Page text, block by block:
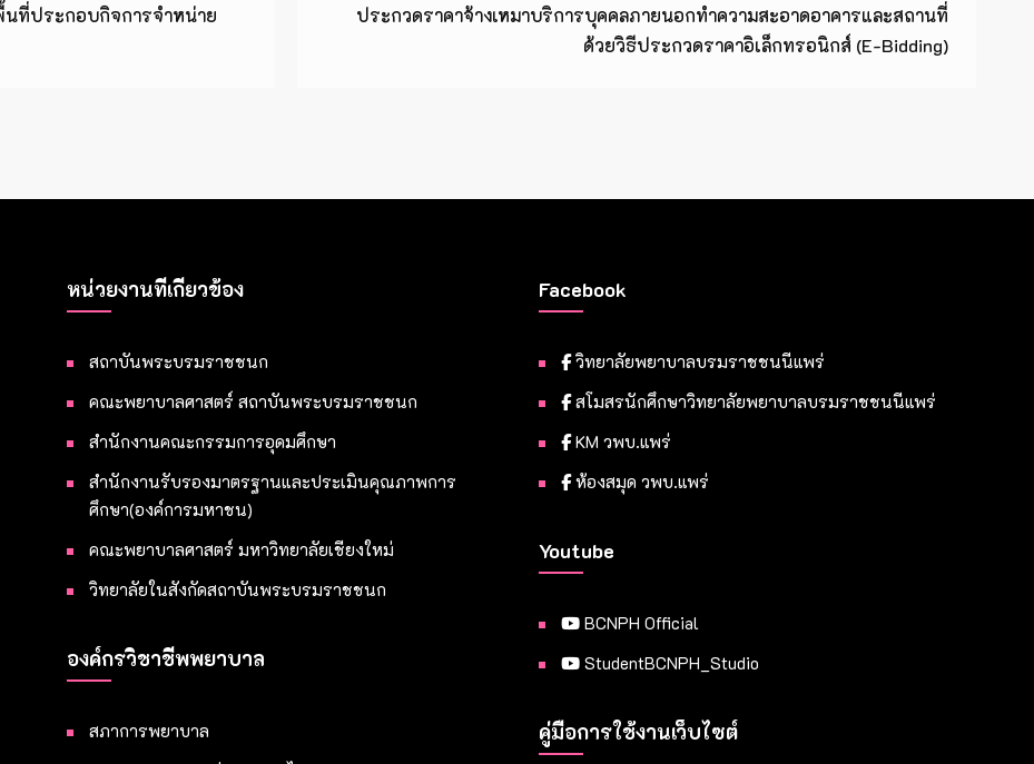
นที่ประกอบกิจการจำหน่าย
ประกวดราคาจ้างเหมาบริการบุคคลภายนอกทำความสะอาดอาคารและสถานที่
ด้วยวิธีประกวดราคาอิเล็กทรอนิกส์ (e-Bidding)
หน่วยงานที่เกี่ยวข้อง
สถาบันพระบรมราชชนก
คณะพยาบาลศาสตร์ สถาบันพระบรมราชชนก
สำนักงานคณะกรรมการอุดมศึกษา
สำนักงานรับรองมาตรฐานและประเมินคุณภาพการ
ศึกษา(องค์การมหาชน)
คณะพยาบาลศาสตร์ มหาวิทยาลัยเชียงใหม่
วิทยาลัยในสังกัดสถาบันพระบรมราชชนก
องค์กรวิชาชีพพยาบาล
สภาการพยาบาล
Facebook
วิทยาลัยพยาบาลบรมราชชนนีแพร่
สโมสรนักศึกษาวิทยาลัยพยาบาลบรมราชชนนีแพร่
KM วพบ.แพร่
ห้องสมุด วพบ.แพร่
Youtube
BCNPH Official
StudentBCNPH_Studio
คู่มือการใช้งานเว็บไซต์